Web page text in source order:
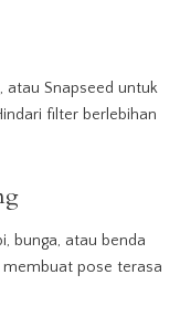
atau Snapseed untuk
filter berlebihan
bunga, atau benda
membuat pose terasa